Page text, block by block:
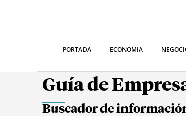
PORTADA ECONOMIA
Guía de
Buscador de